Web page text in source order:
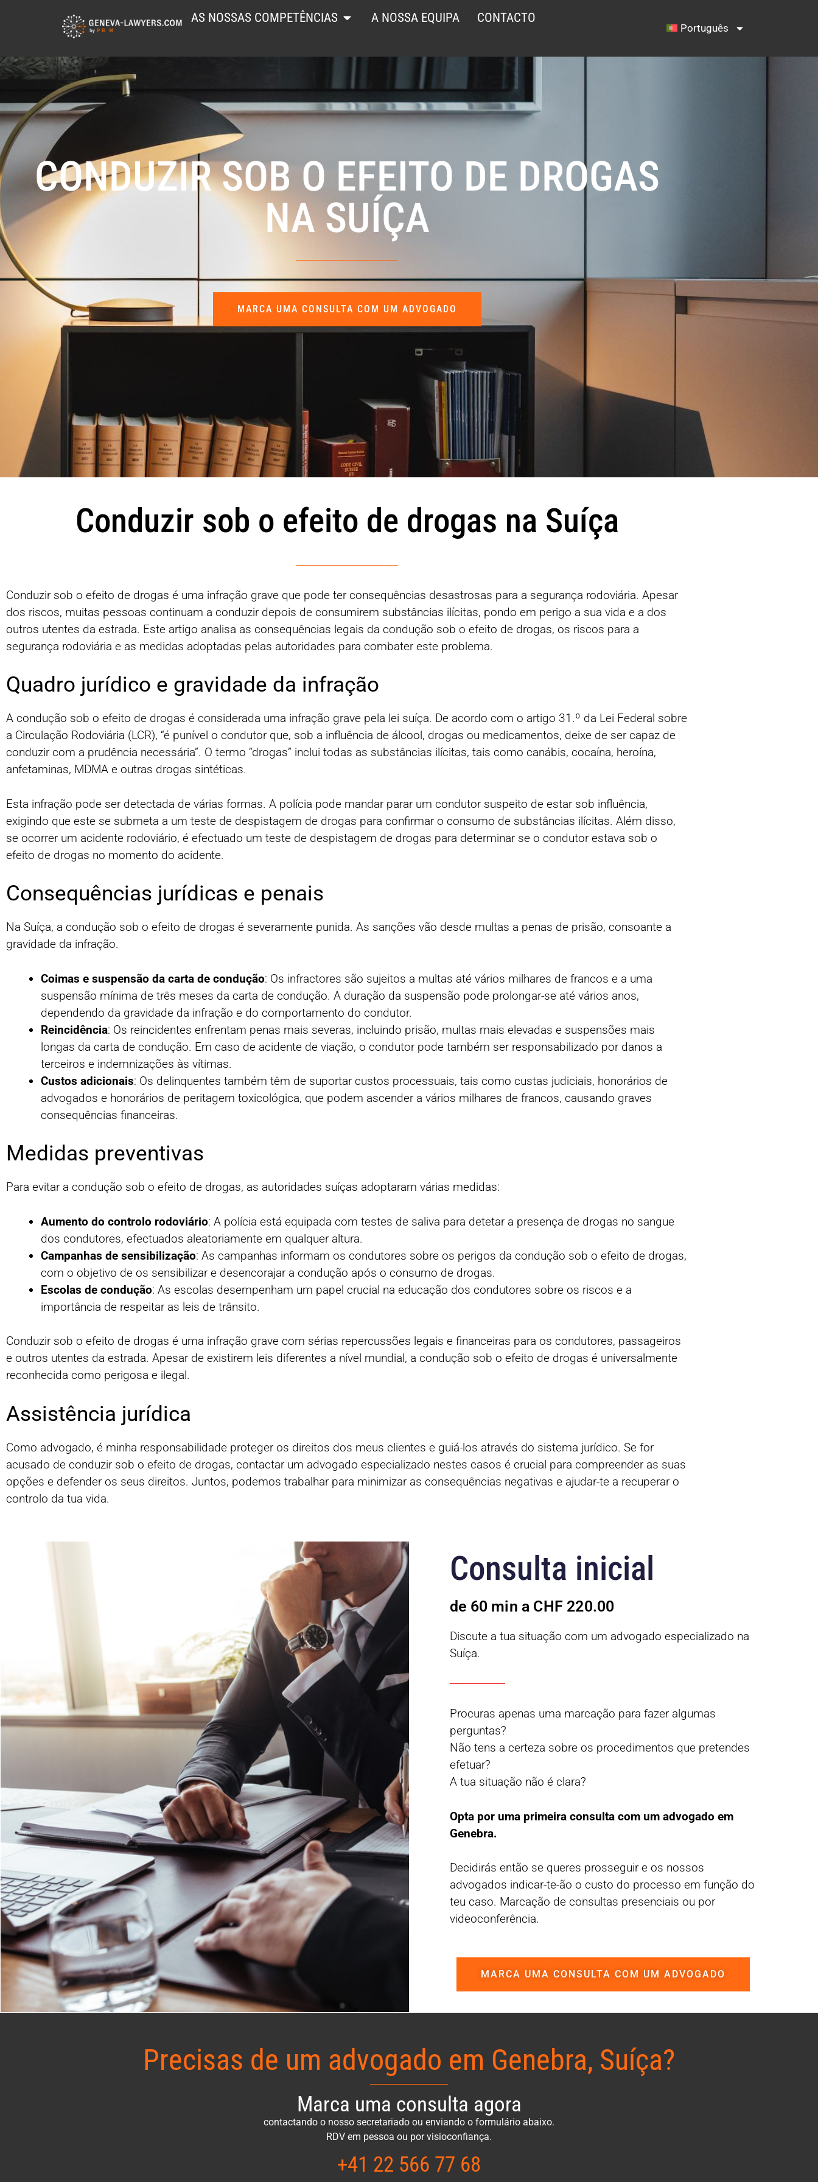
AS NOSSAS COMPETÊNCIAS A NOSSA EQUIPA CONTACTO
Português
CONDUZIR SOB O EFEITO DE DROGAS
NA SUÍÇA
MARCA UMA CONSULTA COM UM ADVOGADO
Conduzir sob o efeito de drogas na Suíça
Conduzir sob o efeito de drogas é uma infração grave que pode ter consequências desastrosas para a segurança rodoviária. Apesar
dos riscos, muitas pessoas continuam a conduzir depois de consumirem substâncias ilícitas, pondo em perigo a sua vida e a dos
outros utentes da estrada. Este artigo analisa as consequências legais da condução sob o efeito de drogas, os riscos para a
segurança rodoviária e as medidas adoptadas pelas autoridades para combater este problema.
Quadro jurídico e gravidade da infração
A condução sob o efeito de drogas é considerada uma infração grave pela lei suíça. De acordo com o artigo 31.º da Lei Federal sobre
a Circulação Rodoviária (LCR), “é punível o condutor que, sob a influência de álcool, drogas ou medicamentos, deixe de ser capaz de
conduzir com a prudência necessária”. O termo “drogas” inclui todas as substâncias ilícitas, tais como canábis, cocaína, heroína,
anfetaminas, MDMA e outras drogas sintéticas.
Esta infração pode ser detectada de várias formas. A polícia pode mandar parar um condutor suspeito de estar sob influência,
exigindo que este se submeta a um teste de despistagem de drogas para confirmar o consumo de substâncias ilícitas. Além disso,
se ocorrer um acidente rodoviário, é efectuado um teste de despistagem de drogas para determinar se o condutor estava sob o
efeito de drogas no momento do acidente.
Consequências jurídicas e penais
Na Suíça, a condução sob o efeito de drogas é severamente punida. As sanções vão desde multas a penas de prisão, consoante a
gravidade da infração.
Coimas e suspensão da carta de condução: Os infractores são sujeitos a multas até vários milhares de francos e a uma
suspensão mínima de três meses da carta de condução. A duração da suspensão pode prolongar-se até vários anos,
dependendo da gravidade da infração e do comportamento do condutor.
Reincidência: Os reincidentes enfrentam penas mais severas, incluindo prisão, multas mais elevadas e suspensões mais
longas da carta de condução. Em caso de acidente de viação, o condutor pode também ser responsabilizado por danos a
terceiros e indemnizações às vítimas.
Custos adicionais: Os delinquentes também têm de suportar custos processuais, tais como custas judiciais, honorários de
advogados e honorários de peritagem toxicológica, que podem ascender a vários milhares de francos, causando graves
consequências financeiras.
Medidas preventivas
Para evitar a condução sob o efeito de drogas, as autoridades suíças adoptaram várias medidas:
Aumento do controlo rodoviário: A polícia está equipada com testes de saliva para detetar a presença de drogas no sangue
dos condutores, efectuados aleatoriamente em qualquer altura.
Campanhas de sensibilização: As campanhas informam os condutores sobre os perigos da condução sob o efeito de drogas,
com o objetivo de os sensibilizar e desencorajar a condução após o consumo de drogas.
Escolas de condução: As escolas desempenham um papel crucial na educação dos condutores sobre os riscos e a
importância de respeitar as leis de trânsito.
Conduzir sob o efeito de drogas é uma infração grave com sérias repercussões legais e financeiras para os condutores, passageiros
e outros utentes da estrada. Apesar de existirem leis diferentes a nível mundial, a condução sob o efeito de drogas é universalmente
reconhecida como perigosa e ilegal.
Assistência jurídica
Como advogado, é minha responsabilidade proteger os direitos dos meus clientes e guiá-los através do sistema jurídico. Se for
acusado de conduzir sob o efeito de drogas, contactar um advogado especializado nestes casos é crucial para compreender as suas
opções e defender os seus direitos. Juntos, podemos trabalhar para minimizar as consequências negativas e ajudar-te a recuperar o
controlo da tua vida.
Consulta inicial
de 60 min a CHF 220.00
Discute a tua situação com um advogado especializado na
Suíça.
Procuras apenas uma marcação para fazer algumas
perguntas?
Não tens a certeza sobre os procedimentos que pretendes
efetuar?
A tua situação não é clara?
Opta por uma primeira consulta com um advogado em
Genebra.
Decidirás então se queres prosseguir e os nossos
advogados indicar-te-ão o custo do processo em função do
teu caso. Marcação de consultas presenciais ou por
videoconferência.
MARCA UMA CONSULTA COM UM ADVOGADO
Precisas de um advogado em Genebra, Suíça?
Marca uma consulta agora
contactando o nosso secretariado ou enviando o formulário abaixo.
RDV em pessoa ou por visioconfiança.
+41 22 566 77 68​